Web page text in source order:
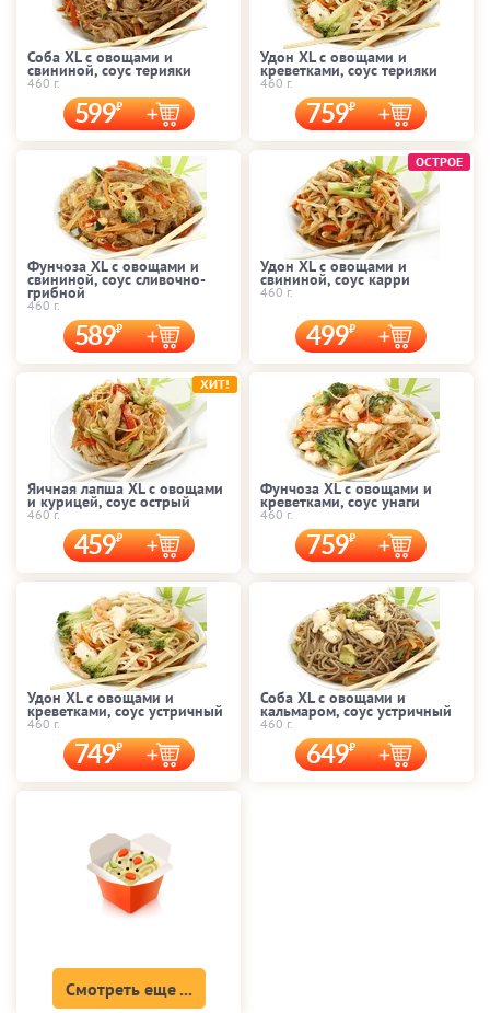
Соба XL с овощами и
свининой, соус терияки
460 г.
599
Удон XL с овощами и
креветками, соус терияки
460 г.
759
Фунчоза XL с овощами и
свининой, соус сливочно-
грибной
460 г.
589
Удон XL с овощами и
свининой, соус карри
460 г.
499
ОСТРОЕ
Яичная лапша XL с овощами
и курицей, соус острый
460 г.
459
ХИТ!
Фунчоза XL с овощами и
креветками, соус унаги
460 г.
759
Удон XL с овощами и
креветками, соус устричный
460 г.
749
Соба XL с овощами и
кальмаром, соус устричный
460 г.
649
Смотреть еще ...